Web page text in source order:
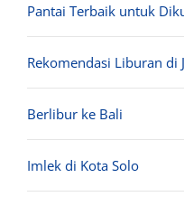
Pantai Terbaik untuk
Rekomendasi Liburan di
Berlibur ke Bali
Imlek di Kota Solo